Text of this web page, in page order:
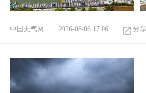
中国天气网 2026-08-06 17:06 分享